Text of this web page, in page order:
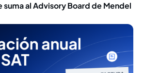
suma al Advisory Board de Mendel